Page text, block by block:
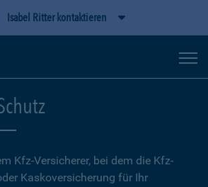
Isabel Ritter kontaktieren
Kfz-Versicherer, bei dem die Kfz-
Kaskoversicherung für Ihr